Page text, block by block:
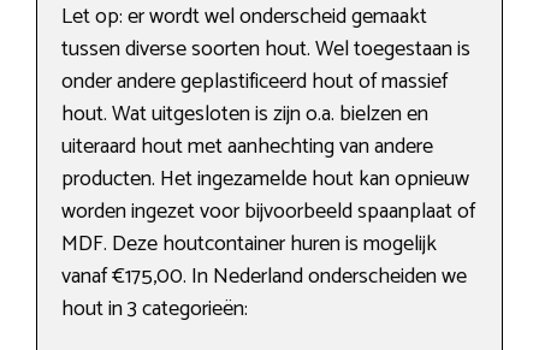
Let op: er wordt wel onderscheid gemaakt
tussen diverse soorten hout. Wel toegestaan is
onder andere geplastificeerd hout of massief
hout. Wat uitgesloten is zijn o.a. bielzen en
uiteraard hout met aanhechting van andere
producten. Het ingezamelde hout kan opnieuw
worden ingezet voor bijvoorbeeld spaanplaat of
MDF. Deze houtcontainer huren is mogelijk
vanaf €175,00. In Nederland onderscheiden we
hout in 3 categorieën: